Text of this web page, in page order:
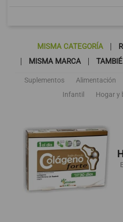
MISMA CATEGORÍA
MISMA MARCA
Suplementos Alimentación
Infantil
Hogar y